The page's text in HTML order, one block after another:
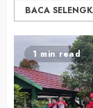
BACA
1 min read